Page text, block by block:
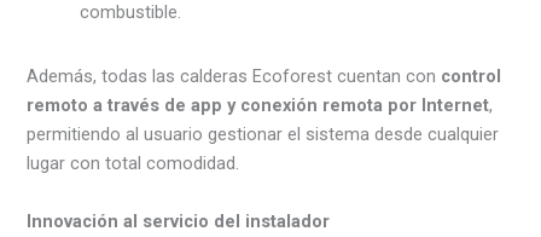
combustible.
Además, todas las calderas Ecoforest cuentan con control
remoto a través de app y conexión remota por Internet,
permitiendo al usuario gestionar el sistema desde cualquier
lugar con total comodidad.
Innovación al servicio del instalador